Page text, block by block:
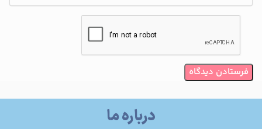
درباره ما